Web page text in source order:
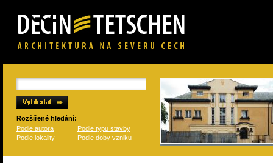
Rozšířené hledání:
Podle autora
Podle typu stavby
Podle lokality
Podle doby vzniku